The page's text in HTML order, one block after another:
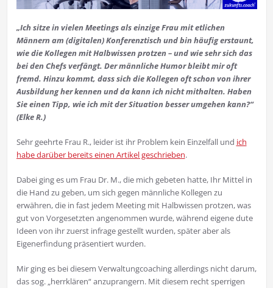
„Ich sitze in vielen Meetings als einzige Frau mit etlichen
Männern am (digitalen) Konferenztisch und bin häufig erstaunt,
wie die Kollegen mit Halbwissen protzen – und wie sehr sich das
bei den Chefs verfängt. Der männliche Humor bleibt mir oft
fremd. Hinzu kommt, dass sich die Kollegen oft schon von ihrer
Ausbildung her kennen und da kann ich nicht mithalten. Haben
Sie einen Tipp, wie ich mit der Situation besser umgehen kann?“
(Elke R.)
Sehr geehrte Frau R., leider ist ihr Problem kein Einzelfall und ich
habe darüber bereits einen Artikel geschrieben.
Dabei ging es um Frau Dr. M., die mich gebeten hatte, Ihr Mittel in
die Hand zu geben, um sich gegen männliche Kollegen zu
erwähren, die in fast jedem Meeting mit Halbwissen protzen, was
gut von Vorgesetzten angenommen wurde, während eigene dute
Ideen von ihr zuerst infrage gestellt wurden, später aber als
Eigenerfindung präsentiert wurden.
Mir ging es bei diesem Verwaltungcoaching allerdings nicht darum,
das sog. „herrklären“ anzuprangern. Mit diesem recht sperrigen